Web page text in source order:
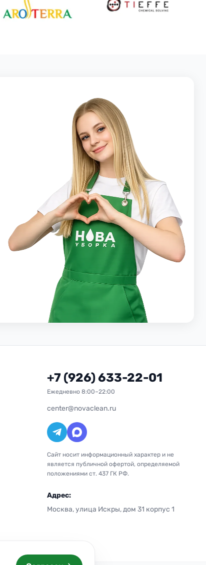
+7 (926) 633-22-01
Ежедневно 8:00–22:00
center@novaclean.ru
Сайт носит информационный характер и не
является публичной офертой, определяемой
положениями ст. 437 ГК РФ.
Адрес:
Москва, улица Искры, дом 31 корпус 1